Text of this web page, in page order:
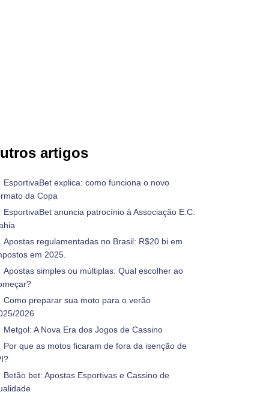
artigos
EsportivaBet explica: como funciona o novo
da Copa
EsportivaBet anuncia patrocínio à Associação E.C.
Apostas regulamentadas no Brasil: R$20 bi em
em 2025.
Apostas simples ou múltiplas: Qual escolher ao
Como preparar sua moto para o verão
2026
Metgol: A Nova Era dos Jogos de Cassino
Por que as motos ficaram de fora da isenção de
Betão bet: Apostas Esportivas e Cassino de